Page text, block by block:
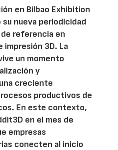
en Bilbao Exhibition
nueva periodicidad
referencia en
3D. La
un momento
y
creciente
productivos de
En este contexto,
en el mes de
empresas
conecten al inicio